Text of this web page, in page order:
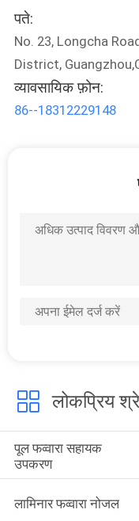
पते:
No. 23, Longcha
District,
व्यावसायिक फ़ोन:
86--18312229148
लोकप्रिय
पूल फव्वारा सहायक
उपकरण
लामिनार फव्वारा नोजल